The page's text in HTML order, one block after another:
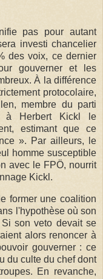
pas pour autant
investi chancelier
des voix, ce dernier
gouverner et les
À la différence
protocolaire,
membre du parti
à Herbert Kickl le
estimant que ce
». Par ailleurs, le
homme susceptible
avec le FPÖ, nourrit
Kickl.
former une coalition
l'hypothèse où son
son veto devait se
alors renoncer à
gouverner : ce
du culte du chef dont
En revanche,